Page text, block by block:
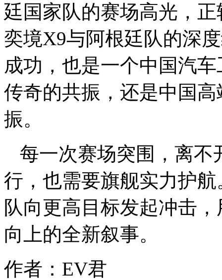
廷国家队的赛场高光，
奕境X9与阿根廷队的深
成功，也是一个中国汽
传奇的共振，还是中国
振。
每一次赛场突围，离不
行，也需要旗舰实力护
队向更高目标发起冲击
向上的全新叙事。
作者：EV君